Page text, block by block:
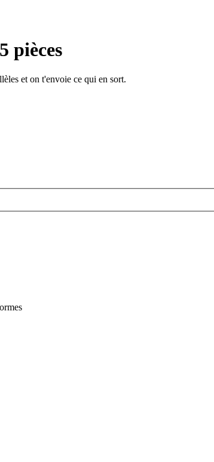
pièces
et on t'envoie ce qui en sort.